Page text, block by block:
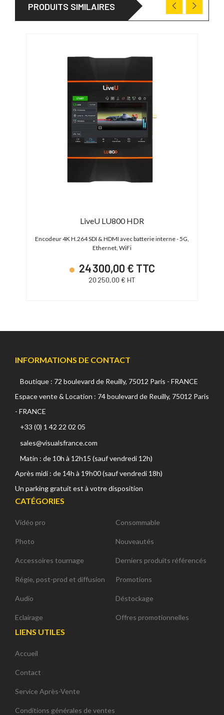
PRODUITS SIMILAIRES
LiveU LU800 HDR
Encodeur 4K H.264 SDI & HDMI avec batterie interne - 5G,
Ethernet, WiFi
24 300,00 € TTC
20 250,00 € HT
INFORMATIONS DE CONTACT
Boutique : 72 boulevard de Reuilly, 75012 Paris - FRANCE
Espace vente & Location : 74 boulevard de Reuilly, 75012 Paris
- FRANCE
+33 (0) 1 42 22 02 05
sales@visualsfrance.com
Matin : de 10h à 12h15 (sauf vendredi 12h)
Après midi : de 14h à 19h00 (sauf vendredi 18h)
Un parking gratuit est à votre disposition
CATÉGORIES
Vidéo pro
Photo
Accessoires tournage
Régie, post-prod et diffusion
Audio
Eclairage
Consommable
Nouveautés
Derniers produits référencés
Promotions
Déstockage
Offres promotionnelles
LIENS UTILES
Accueil
Contact
Service Après-Vente
Conditions générales de ventes